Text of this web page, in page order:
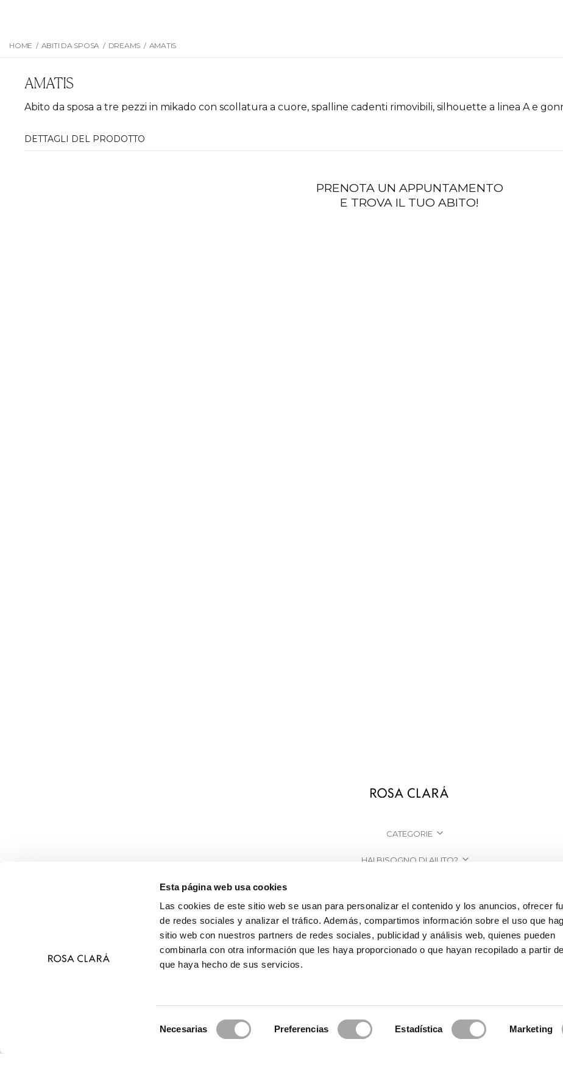
Esta página web usa cookies
Las cookies de este sitio web se usan para personalizar el contenido y los anuncios, ofrecer
de redes sociales y analizar el tráfico. Además, compartimos información sobre el uso que
sitio web con nuestros partners de redes sociales, publicidad y análisis web, quienes pueden
combinarla con otra información que les haya proporcionado o que hayan recopilado a partir
que haya hecho de sus servicios.
Necesarias Preferencias Estadística Marketing
HOME / ABITI DA SPOSA / DREAMS / AMATIS
AMATIS
Abito da sposa a tre pezzi in mikado con scollatura a cuore, spalline cadenti rimovibili, silhouette a linea A e
DETTAGLI DEL PRODOTTO
PRENOTA UN APPUNTAMENTO
E TROVA IL TUO ABITO!
CATEGORIE
HAI BISOGNO DI AIUTO?
AZIENDA
© 2026 Rosa Clará | Since 1995 · Informazioni legali Informativa sulla Privacy Politica